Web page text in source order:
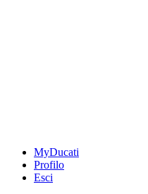
MyDucati
Profilo
Esci